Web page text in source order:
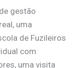
gestão
uma
de Fuzileiros
com
uma visita